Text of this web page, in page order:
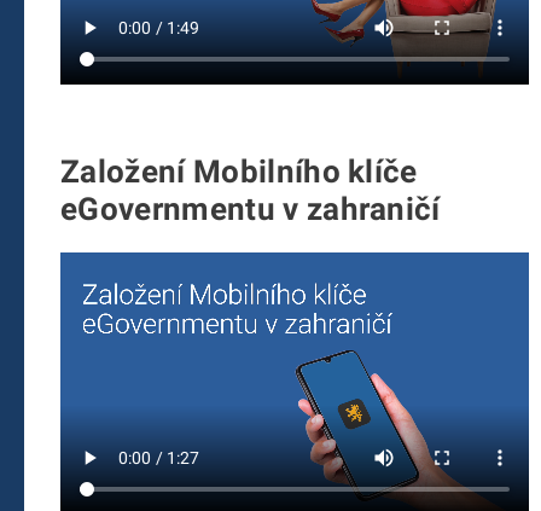
Založení Mobilního klíče
eGovernmentu v zahraničí